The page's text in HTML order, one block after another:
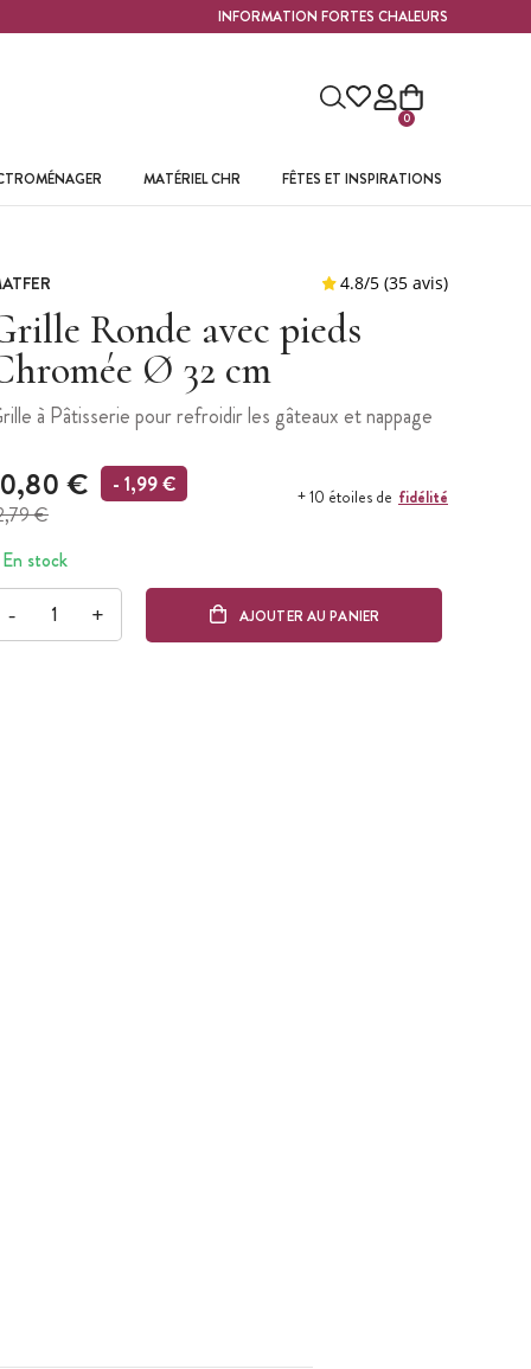
INFORMATION FORTES CHALEURS
0
MATÉRIEL CHR FÊTES ET INSPIRATIONS
Ronde avec pieds
Ø 32 cm
à Pâtisserie pour refroidir les gâteaux et nappage
€
€
- 1,99 € + 10 étoiles de fidélité
En stock
- + AJOUTER AU PANIER